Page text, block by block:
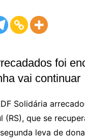
foi
vai continuar
Solidária
que se
leva de